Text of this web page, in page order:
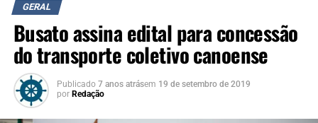
GERAL
Busato assina edital para concessão
do transporte coletivo canoense
Publicado 7 anos atrásem 19 de setembro de 2019
por Redação